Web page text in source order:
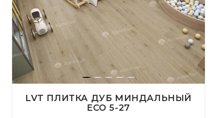
LVT ПЛИТКА ДУБ МИНДАЛЬНЫЙ
ЕСО 5-27